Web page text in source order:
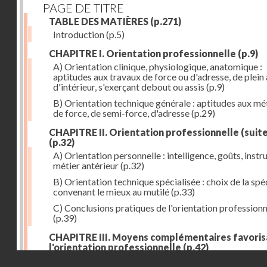
PAGE DE TITRE
TABLE DES MATIÈRES (p.271)
Introduction(p.5)
CHAPITRE I. Orientation professionnelle (p.9)
A) Orientation clinique, physiologique, anatomique :
aptitudes aux travaux de force ou d'adresse, de plein
d'intérieur, s'exerçant debout ou assis (p.9)
B) Orientation technique générale : aptitudes aux
de force, de semi-force, d'adresse(p.29)
CHAPITRE II. Orientation professionnelle
(p.32)
A) Orientation personnelle : intelligence, goûts,
métier antérieur(p.32)
B) Orientation technique spécialisée : choix de la
convenant le mieux au mutilé(p.33)
C) Conclusions pratiques de l'orientation
(p.39)
CHAPITRE III. Moyens complémentaires
l'orientation professionnelle (p.42)